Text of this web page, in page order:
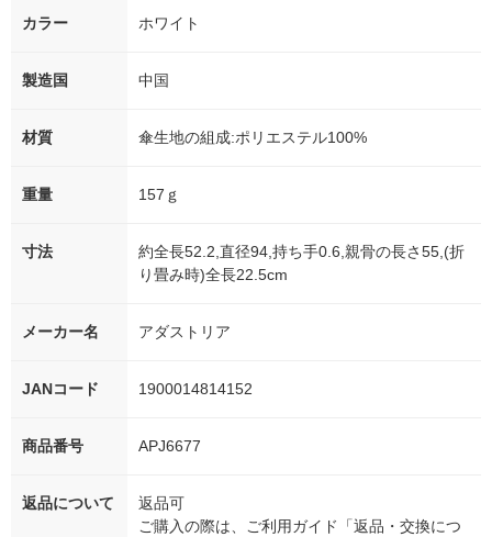
カラー ホワイト
製造国 中国
材質 傘生地の組成:ポリエステル100%
重量 157ｇ
寸法
約全長52.2,直径94,持ち手0.6,親骨の長さ55,(折
り畳み時)全長22.5cm
メーカー名 アダストリア
JANコード 1900014814152
商品番号 APJ6677
返品について
返品可
ご購入の際は、ご利用ガイド「返品・交換につ